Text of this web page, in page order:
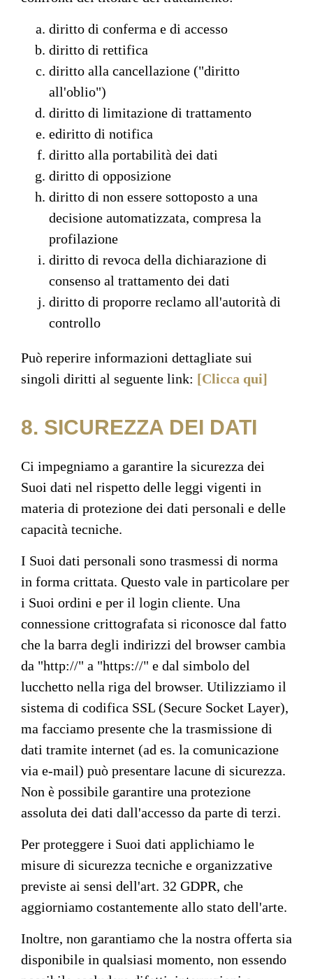
diritto di conferma e di accesso
diritto di rettifica
diritto alla cancellazione ("diritto
all'oblio")
diritto di limitazione di trattamento
ediritto di notifica
diritto alla portabilità dei dati
diritto di opposizione
diritto di non essere sottoposto a una
decisione automatizzata, compresa la
profilazione
diritto di revoca della dichiarazione di
consenso al trattamento dei dati
diritto di proporre reclamo all'autorità di
controllo
Può reperire informazioni dettagliate sui
singoli diritti al seguente link: [Clicca qui]
8. SICUREZZA DEI DATI
Ci impegniamo a garantire la sicurezza dei
Suoi dati nel rispetto delle leggi vigenti in
materia di protezione dei dati personali e delle
capacità tecniche.
I Suoi dati personali sono trasmessi di norma
in forma crittata. Questo vale in particolare per
i Suoi ordini e per il login cliente. Una
connessione crittografata si riconosce dal fatto
che la barra degli indirizzi del browser cambia
da "http://" a "https://" e dal simbolo del
lucchetto nella riga del browser. Utilizziamo il
sistema di codifica SSL (Secure Socket Layer),
ma facciamo presente che la trasmissione di
dati tramite internet (ad es. la comunicazione
via e-mail) può presentare lacune di sicurezza.
Non è possibile garantire una protezione
assoluta dei dati dall'accesso da parte di terzi.
Per proteggere i Suoi dati applichiamo le
misure di sicurezza tecniche e organizzative
previste ai sensi dell'art. 32 GDPR, che
aggiorniamo costantemente allo stato dell'arte.
Inoltre, non garantiamo che la nostra offerta sia
disponibile in qualsiasi momento, non essendo